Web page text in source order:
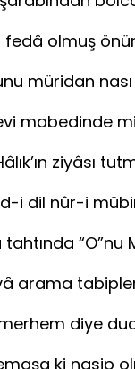
olmuş
mabedinde
i dil nûr-i
tahtında
arama
merhem
ki nasip